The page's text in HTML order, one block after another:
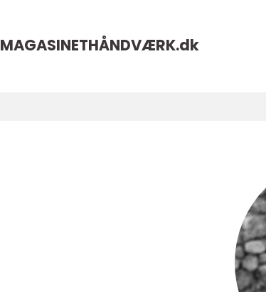
MAGASINETHÅNDVÆRK.dk